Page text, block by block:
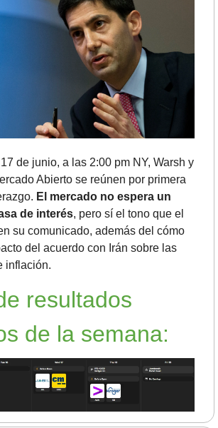
de junio, a las 2:00 pm NY, Warsh y
Abierto se reúnen por primera
El mercado no espera un
de interés, pero sí el tono que el
su comunicado, además del cómo
del acuerdo con Irán sobre las
inflación.
resultados
de la semana: